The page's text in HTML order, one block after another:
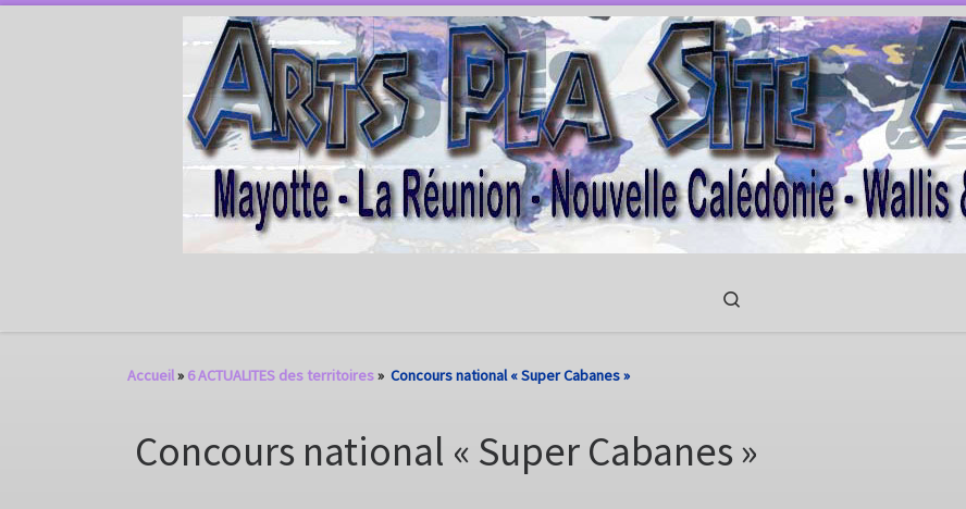
Accueil» 6 ACTUALITES des territoires» Concours national « Super Cabanes »
Concours national « Super Cabanes »